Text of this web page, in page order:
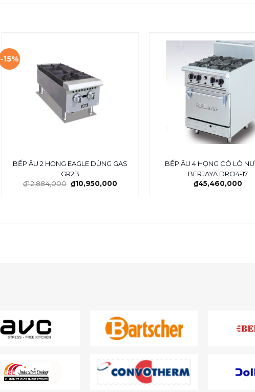
-15%
BẾP ÂU 2 HỌNG EAGLE DÙNG GAS
GR2B
₫12,884,000 ₫10,950,000
BẾP ÂU 4 HỌNG CÓ LÒ
BERJAYA DRO4-17
₫45,460,000